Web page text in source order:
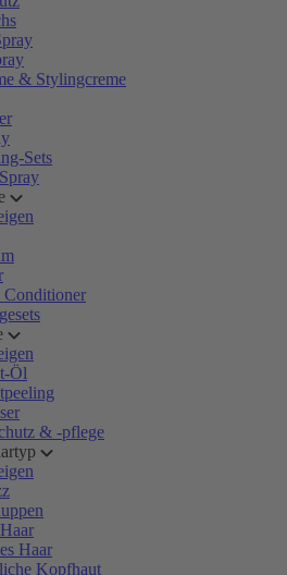
& Stylingcreme
Sets
Conditioner
Öl
& -pflege
Haar
Kopfhaut